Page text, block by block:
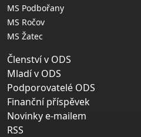
MS Podbořany
MS Ročov
MS Žatec
Členství v ODS
Mladí v ODS
Podporovatelé ODS
Finanční příspěvek
Novinky e-mailem
RSS